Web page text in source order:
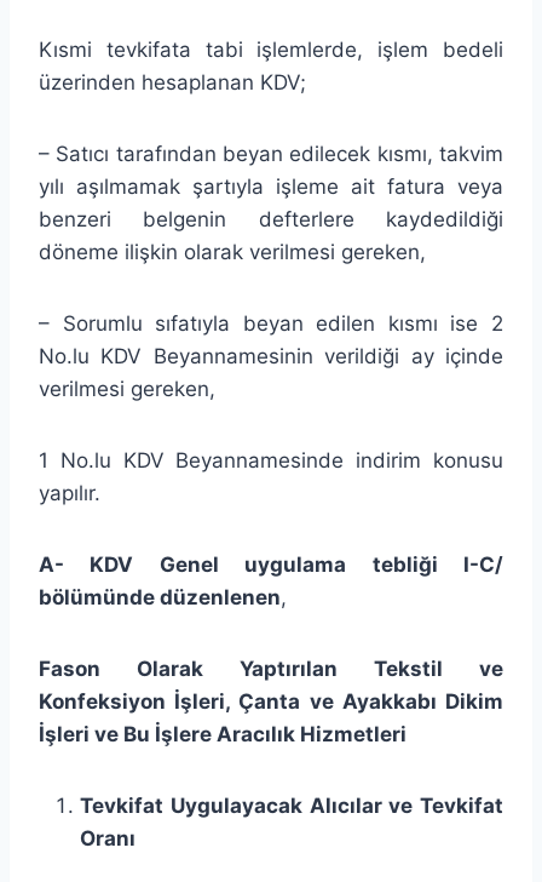
Kısmi tevkifata tabi işlemlerde, işlem bedeli
üzerinden hesaplanan KDV;
– Satıcı tarafından beyan edilecek kısmı, takvim
yılı aşılmamak şartıyla işleme ait fatura veya
benzeri belgenin defterlere kaydedildiği
döneme ilişkin olarak verilmesi gereken,
– Sorumlu sıfatıyla beyan edilen kısmı ise 2
No.lu KDV Beyannamesinin verildiği ay içinde
verilmesi gereken,
1 No.lu KDV Beyannamesinde indirim konusu
yapılır.
A- KDV Genel uygulama tebliği I-C/
bölümünde düzenlenen,
Fason Olarak Yaptırılan Tekstil ve
Konfeksiyon İşleri, Çanta ve Ayakkabı Dikim
İşleri ve Bu İşlere Aracılık Hizmetleri
Tevkifat Uygulayacak Alıcılar ve Tevkifat
Oranı